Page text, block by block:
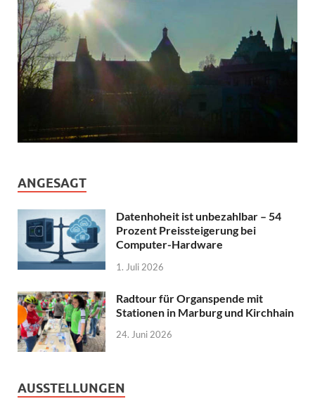
ANGESAGT
Datenhoheit ist unbezahlbar – 54
Prozent Preissteigerung bei
Computer-Hardware
1. Juli 2026
Radtour für Organspende mit
Stationen in Marburg und Kirchhain
24. Juni 2026
AUSSTELLUNGEN